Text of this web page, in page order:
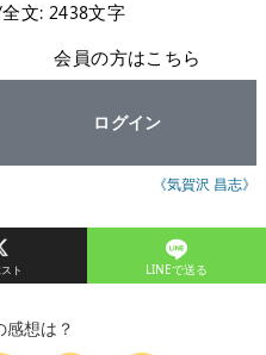
文: 2438文字
会員の方はこちら
ログイン
《気賀沢 昌志》
LINEで送る
感想は？